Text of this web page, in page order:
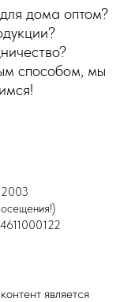
дома оптом?
способом, мы
2003
является